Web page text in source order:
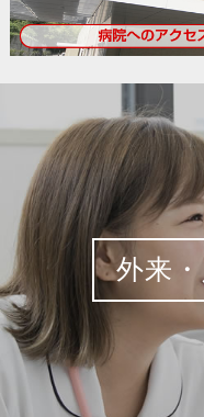
外来